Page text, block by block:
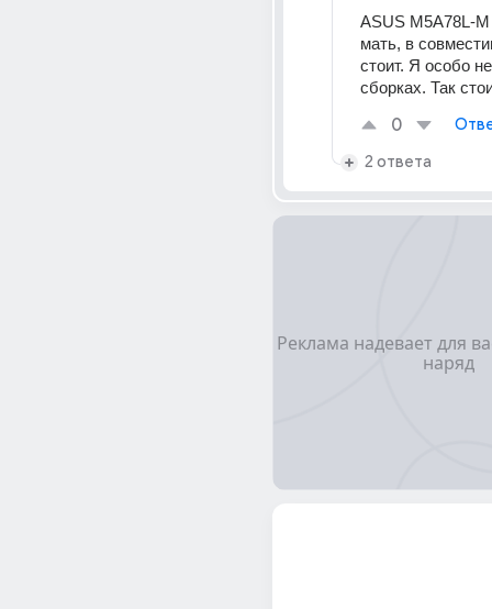
ASUS M5A78L-
мать, в
стоит. Я особо
сборках. Так
0
2 ответа